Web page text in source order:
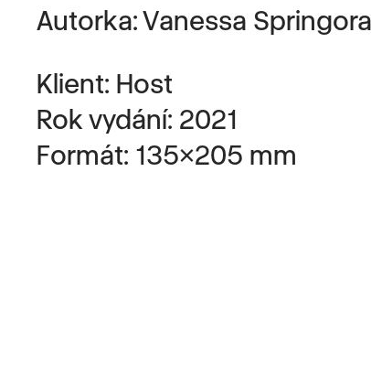
Autorka: Vanessa Springora
Klient: Host
Rok vydání: 2021​
Formát: 135×205 mm